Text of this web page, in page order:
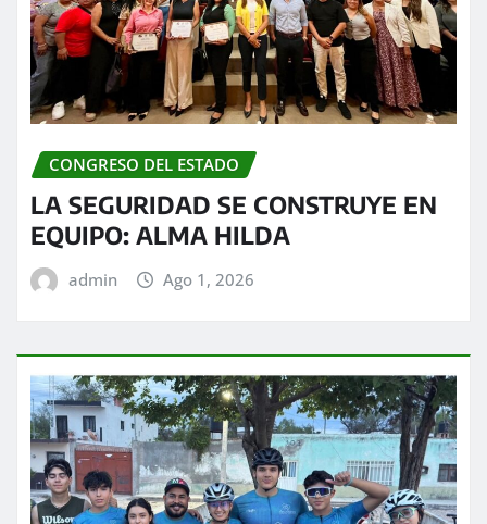
CONGRESO DEL ESTADO
LA SEGURIDAD SE CONSTRUYE EN
EQUIPO: ALMA HILDA
admin Ago 1, 2026